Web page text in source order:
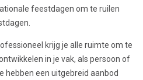
feestdagen om te ruilen
krijg je alle ruimte om te
in je vak, als persoon of
hebben een uitgebreid aanbod